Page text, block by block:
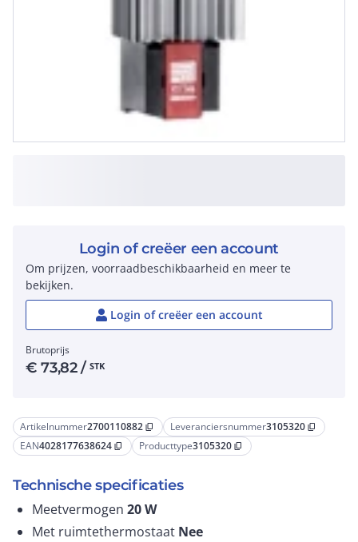
Artikelnummer2700110882 content_copy Leveranciersnummer3105320 content_copy
EAN4028177638624 content_copy Producttype3105320 content_copy
Technische specificaties
Meetvermogen 20W
Met ruimtethermostaat Nee
Login of creëer een account
Om prijzen, voorraadbeschikbaarheid en meer te
bekijken.
Login of creëer een account
Brutoprijs
€73,82/ STK